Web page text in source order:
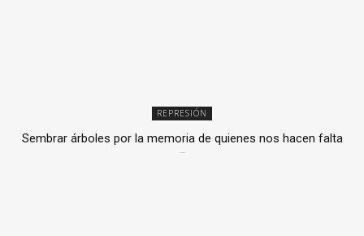
REPRESIÓN
Sembrar árboles por la memoria de quienes nos hacen falta